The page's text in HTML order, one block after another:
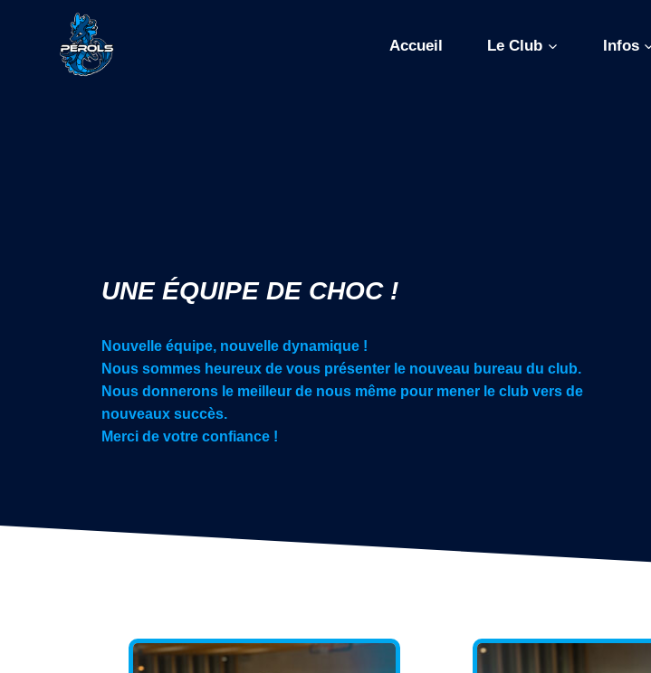
Accueil Le Club Infos
UNE ÉQUIPE DE CHOC !
Nouvelle équipe, nouvelle dynamique !
Nous sommes heureux de vous présenter le nouveau bureau du club.
Nous donnerons le meilleur de nous même pour mener le club vers de
nouveaux succès.
Merci de votre confiance !